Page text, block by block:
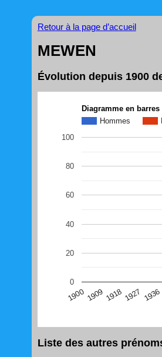
Retour à la page d’accueil
MEWEN
Évolution depuis 1900
Diagramme en
Hommes
1900 1909 1918 1927 1936
0
20
40
60
80
100
(Graphique Google Charts,
Liste des autres